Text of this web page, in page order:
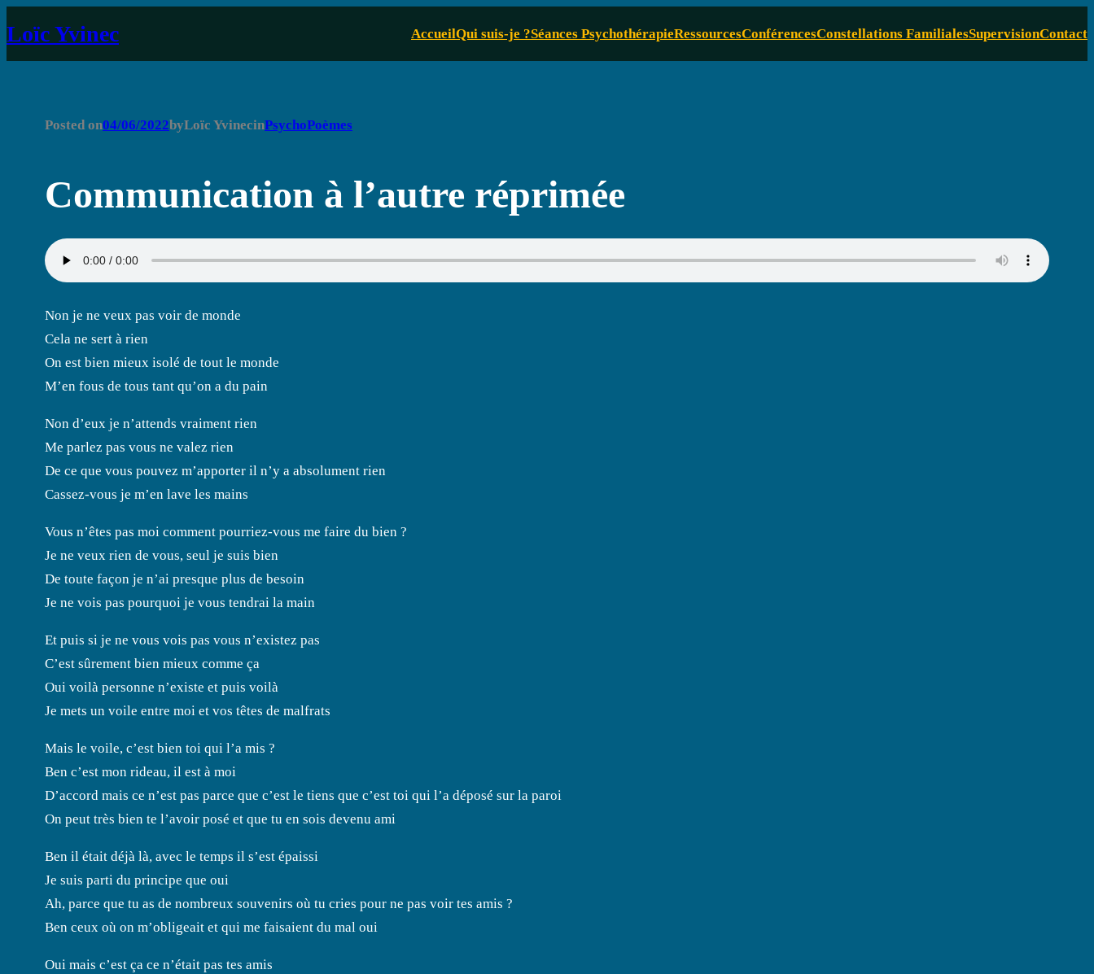
au
contenu
Loïc Yvinec AccueilQui suis-je ?Séances PsychothérapieRessourcesConférencesConstellations FamilialesSupervisionContact
Posted on04/06/2022byLoïc YvinecinPsychoPoèmes
Communication à l’autre réprimée
Non je ne veux pas voir de monde
Cela ne sert à rien
On est bien mieux isolé de tout le monde
M’en fous de tous tant qu’on a du pain
Non d’eux je n’attends vraiment rien
Me parlez pas vous ne valez rien
De ce que vous pouvez m’apporter il n’y a absolument rien
Cassez-vous je m’en lave les mains
Vous n’êtes pas moi comment pourriez-vous me faire du bien ?
Je ne veux rien de vous, seul je suis bien
De toute façon je n’ai presque plus de besoin
Je ne vois pas pourquoi je vous tendrai la main
Et puis si je ne vous vois pas vous n’existez pas
C’est sûrement bien mieux comme ça
Oui voilà personne n’existe et puis voilà
Je mets un voile entre moi et vos têtes de malfrats
Mais le voile, c’est bien toi qui l’a mis ?
Ben c’est mon rideau, il est à moi
D’accord mais ce n’est pas parce que c’est le tiens que c’est toi qui l’a déposé sur la paroi
On peut très bien te l’avoir posé et que tu en sois devenu ami
Ben il était déjà là, avec le temps il s’est épaissi
Je suis parti du principe que oui
Ah, parce que tu as de nombreux souvenirs où tu cries pour ne pas voir tes amis ?
Ben ceux où on m’obligeait et qui me faisaient du mal oui
Oui mais c’est ça ce n’était pas tes amis